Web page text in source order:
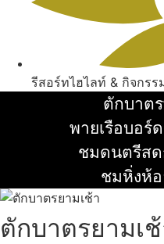
รีสอร์ทไฮไลท์ & กิจกรร
ตักบาต
อ่
พายเรือบอร์
อ่
ชมดนตรีส
อ่
ชมหิ่งห้
ตักบาตรยามเ